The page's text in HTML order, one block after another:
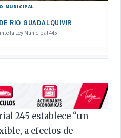
MUNICIPAL
RIO GUADALQUIVIR
la Ley Municipal 445
245 establece “un
a efectos de